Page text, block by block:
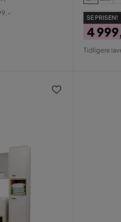
SE PRISEN!
Pris
4
Tidligere